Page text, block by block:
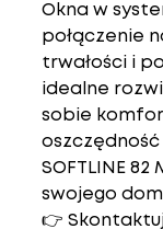
Okna w
połączenie
trwałości i
idealne
sobie
SOFTLINE 82
swojego
👉